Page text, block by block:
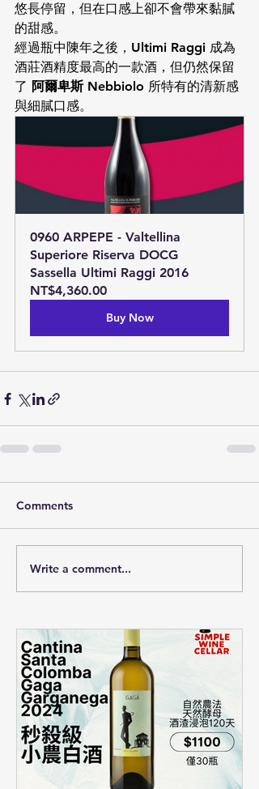
悠長停留，但在口感上卻不會帶來黏膩
的甜感。
經過瓶中陳年之後， Ultimi Raggi 成為
酒莊酒精度最高的一款酒，但仍然保留
了 阿爾卑斯 Nebbiolo 所特有的清新感
與細膩口感。
0960 ARPEPE - Valtellina
Superiore Riserva DOCG
Sassella Ultimi Raggi 2016
NT$4,360.00
Buy Now
Comments
Write a comment...